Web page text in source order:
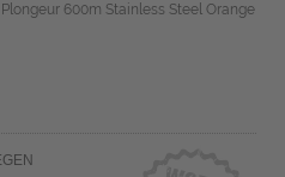
600m Stainless Steel Orange